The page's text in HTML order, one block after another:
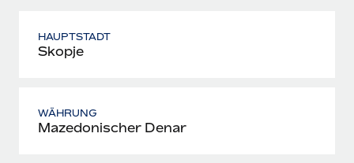
HAUPTSTADT
Skopje
WÄHRUNG
Mazedonischer Denar